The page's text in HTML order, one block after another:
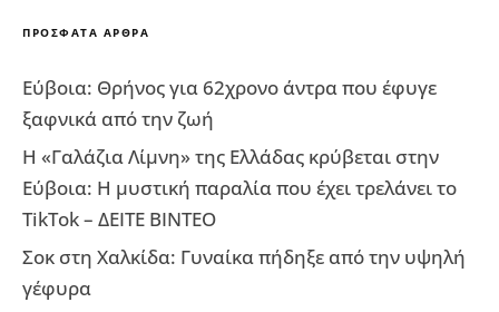
ΠΡΌΣΦΑΤΑ ΆΡΘΡΑ
Εύβοια: Θρήνος για 62χρονο άντρα που έφυγε
ξαφνικά από την ζωή
Η «Γαλάζια Λίμνη» της Ελλάδας κρύβεται στην
Εύβοια: Η μυστική παραλία που έχει τρελάνει το
TikTok – ΔΕΙΤΕ ΒΙΝΤΕΟ
Σοκ στη Χαλκίδα: Γυναίκα πήδηξε από την υψηλή
γέφυρα